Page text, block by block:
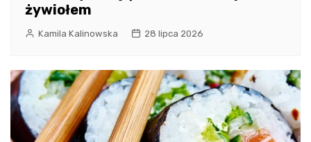
żywiołem
Kamila Kalinowska 28 lipca 2026